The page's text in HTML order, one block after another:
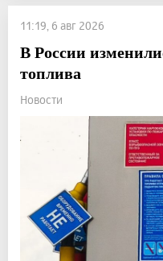
11:19, 6 авг 2026
В России
топлива
Новости